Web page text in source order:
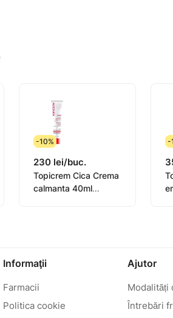
-10%
230 lei/buc.
Topicrem Cica Crema
calmanta 40ml
-
Informaţii
Farmacii
Politica cookie
Ajutor
Modalități
Întrebări